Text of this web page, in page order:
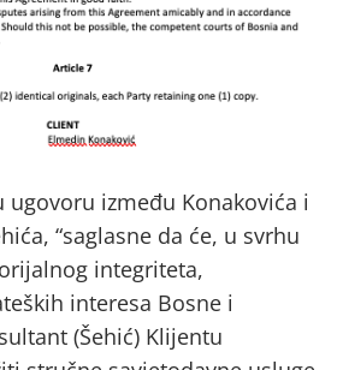
ugovoru između Konakovića i
“saglasne da će, u svrhu
integriteta,
interesa Bosne i
(Šehić) Klijentu